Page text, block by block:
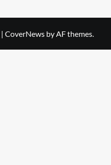
| CoverNewsby AF themes.